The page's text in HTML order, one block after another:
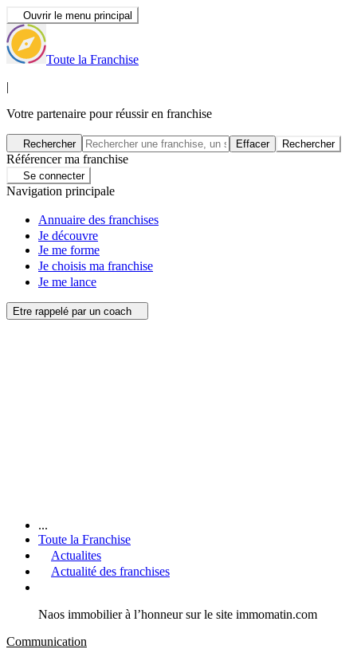
Ouvrir le menu principal
Toute la Franchise
|
Votre partenaire pour réussir en franchise
Rechercher Effacer Rechercher
Référencer ma franchise
Se connecter
Navigation principale
Annuaire des franchises
Je découvre
Je me forme
Je choisis ma franchise
Je me lance
Etre rappelé par un coach
...
Toute la Franchise
Actualites
Actualité des franchises
Naos immobilier à l’honneur sur le site immomatin.com
Communication